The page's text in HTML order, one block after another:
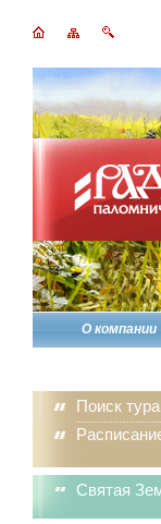
О компании
Поиск тура
Святая